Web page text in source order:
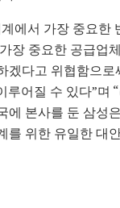
에서 가장 중요한
장 중요한 공급업
겠다고 위협함으로
루어질 수 있다”며
에 본사를 둔 삼성
를 위한 유일한 대